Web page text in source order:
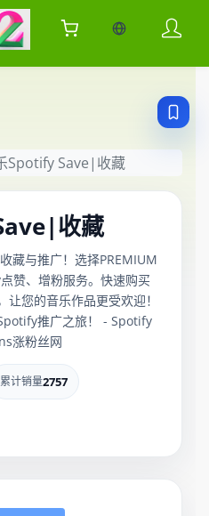
当前语言：中
Spotify Save|收藏
收藏
藏与推广！选择PREMIUM
赞、增粉服务。快速购买
您的音乐作品更受欢迎！
推广之旅！ - Spotify
涨粉丝网
累计销量2757